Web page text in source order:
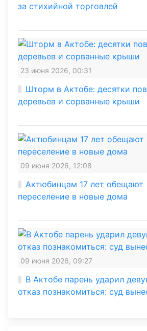
за стихийной торговлей
23 июня 2026, 00:31
Шторм в Актобе: десятки
деревьев и сорванные крыши
09 июня 2026, 12:08
Актюбинцам 17 лет обещают
переселение в новые дома
09 июня 2026, 09:27
В Актобе парень ударил
отказ познакомиться: суд